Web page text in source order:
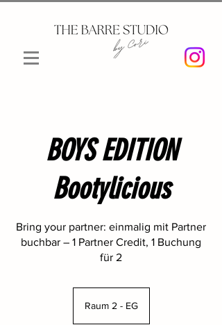
BOYS EDITION
Bootylicious
Bring your partner: einmalig mit Partner
buchbar – 1 Partner Credit, 1 Buchung
für 2
Raum 2 - EG